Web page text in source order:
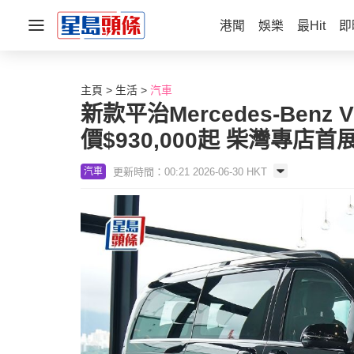
港聞 娛樂 最Hit
主頁 生活 汽車
新款平治Mercedes-Benz
價$930,000起 柴灣專店首
汽車 更新時間：00:21 2026-06-30 HKT